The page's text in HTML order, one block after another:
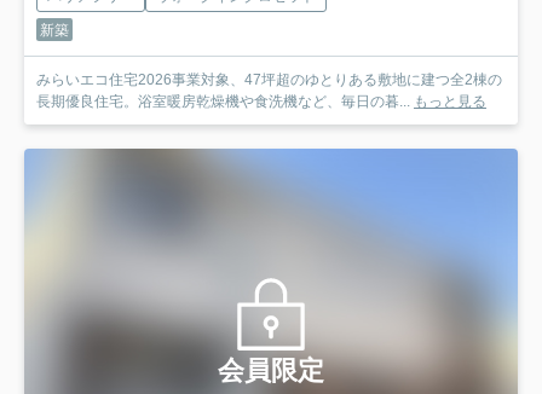
新築
みらいエコ住宅2026事業対象、47坪超のゆとりある敷地に建つ全2棟の
長期優良住宅。浴室暖房乾燥機や食洗機など、毎日の暮... もっと見る
会員限定